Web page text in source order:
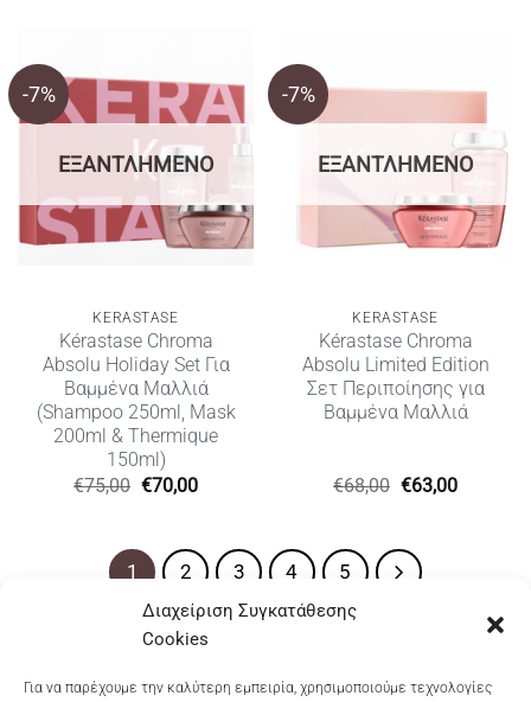
Διαχείριση Συγκατάθεσης
Cookies
Για να παρέχουμε την καλύτερη εμπειρία, χρησιμοποιούμε τεχνολογίες
-7%
ΕΞΑΝΤΛΗΜΈΝΟ
KERASTASE
Kérastase Chroma
Absolu Holiday Set Για
Βαμμένα Μαλλιά
(Shampoo 250ml, Mask
200ml & Thermique
150ml)
€75,00 Original
price
€70,00Η
€70,00.
-7%
ΕΞΑΝΤΛΗΜΈΝΟ
KERASTASE
Kérastase Chroma
Absolu Limited Edition
Σετ Περιποίησης για
Βαμμένα Μαλλιά
€68,00 Original
price
€63,00Η
1 2 3 4 5
Dioni Hair Care, Ζυμβρακάκηδων 33, τηλ 28210